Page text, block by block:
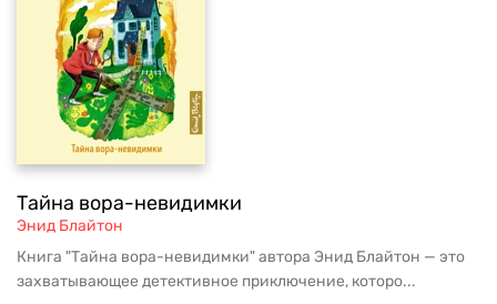
Тайна вора-невидимки
Энид Блайтон
Книга "Тайна вора-невидимки" автора Энид Блайтон — это
захватывающее детективное приключение, которо...